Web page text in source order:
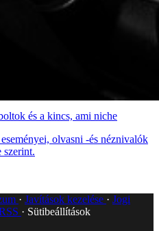
és a kincs, ami niche
olvasni -és néznivalók
szerint.
Javítások kezelése
Jogi
Sütibeállítások